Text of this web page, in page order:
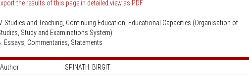
Policy
Knowledge Security
universities abroad
the results of this page in detailed view as PDF
Studies and Teaching, Continuing Education, Educational Capacities (Organisation of
Study and Examinations System)
Essays, Commentaries, Statements
Author
SPINATH. BIRGIT